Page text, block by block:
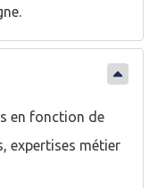
en fonction de
expertises métier